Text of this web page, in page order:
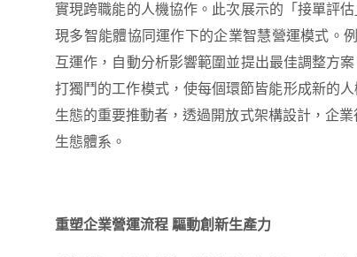
實現跨職能的人機協作。此次展示的「接單評
現多智能體協同運作下的企業智慧營運模式。
互運作，自動分析影響範圍並提出最佳調整方案
打獨鬥的工作模式，使每個環節皆能形成新的
生態的重要推動者 ，透過開放式架構設計，企
生態體系 。
重塑企業營運流程 驅動創新生產力